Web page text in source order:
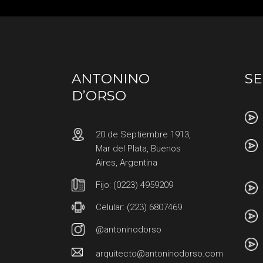
ANTONINO
D’ORSO
20 de Septiembre 1913,
Mar del Plata, Buenos
Aires, Argentina
Fijo: (0223) 4959209
Celular: (223) 6807469
@antoninodorso
arquitecto@antoninodorso.com